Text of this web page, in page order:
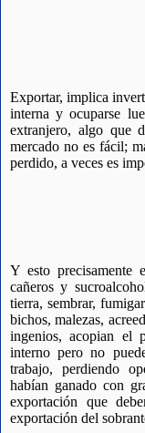
Exportar, implica
interna y ocuparse
extranjero, algo que
mercado no es fácil;
perdido, a veces es
Y esto precisamente
cañeros y
tierra, sembrar,
bichos, malezas,
ingenios, acopian el
interno pero no
trabajo, perdiendo
habían ganado con
exportación que
exportación del